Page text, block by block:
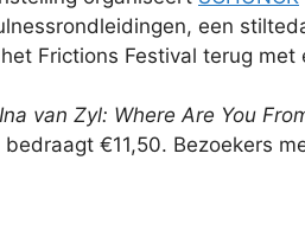
een
Frictions Festival terug
Ina van Zyl: Where Are You
€11,50. Bezoekers